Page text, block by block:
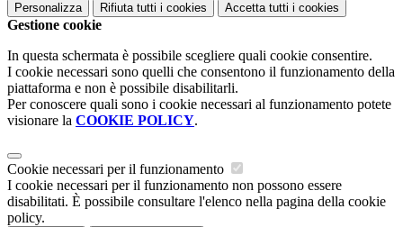
Personalizza Rifiuta tutti i cookies Accetta tutti i cookies
Gestione cookie
In questa schermata è possibile scegliere quali cookie consentire.
I cookie necessari sono quelli che consentono il funzionamento della
piattaforma e non è possibile disabilitarli.
Per conoscere quali sono i cookie necessari al funzionamento potete
visionare la COOKIE POLICY.
Cookie necessari per il funzionamento
I cookie necessari per il funzionamento non possono essere
disabilitati. È possibile consultare l'elenco nella pagina della cookie
policy.